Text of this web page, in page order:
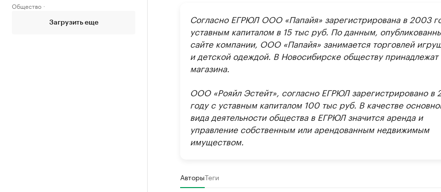
Общество
Загрузить еще
Согласно ЕГРЮЛ ООО «Папайя» зарегистрирована в 2003
уставным капиталом в 15 тыс руб. По данным,
сайте компании, ООО «Папайя» занимается торговлей
и детской одеждой. В Новосибирске обществу принадлежат
магазина.
ООО «Рояйл Эстейт», согласно ЕГРЮЛ зарегистрировано в
году с уставным капиталом 100 тыс руб. В качестве
вида деятельности общества в ЕГРЮЛ значится аренда и
управление собственным или арендованным недвижимым
имуществом.
АвторыТеги